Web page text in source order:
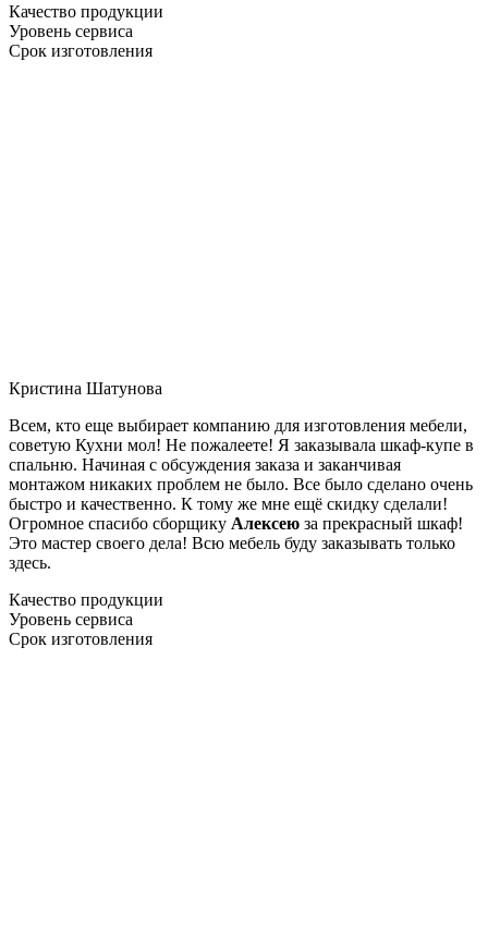
Качество продукции
Уровень сервиса
Срок изготовления
Кристина Шатунова
Всем, кто еще выбирает компанию для изготовления мебели,
советую Кухни мол! Не пожалеете! Я заказывала шкаф-купе в
спальню. Начиная с обсуждения заказа и заканчивая
монтажом никаких проблем не было. Все было сделано очень
быстро и качественно. К тому же мне ещё скидку сделали!
Огромное спасибо сборщику Алексею за прекрасный шкаф!
Это мастер своего дела! Всю мебель буду заказывать только
здесь.
Качество продукции
Уровень сервиса
Срок изготовления